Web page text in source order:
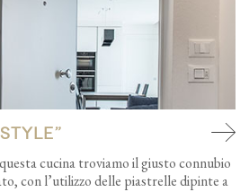
cucina troviamo il giusto connubio
con l’utilizzo delle piastrelle dipinte a